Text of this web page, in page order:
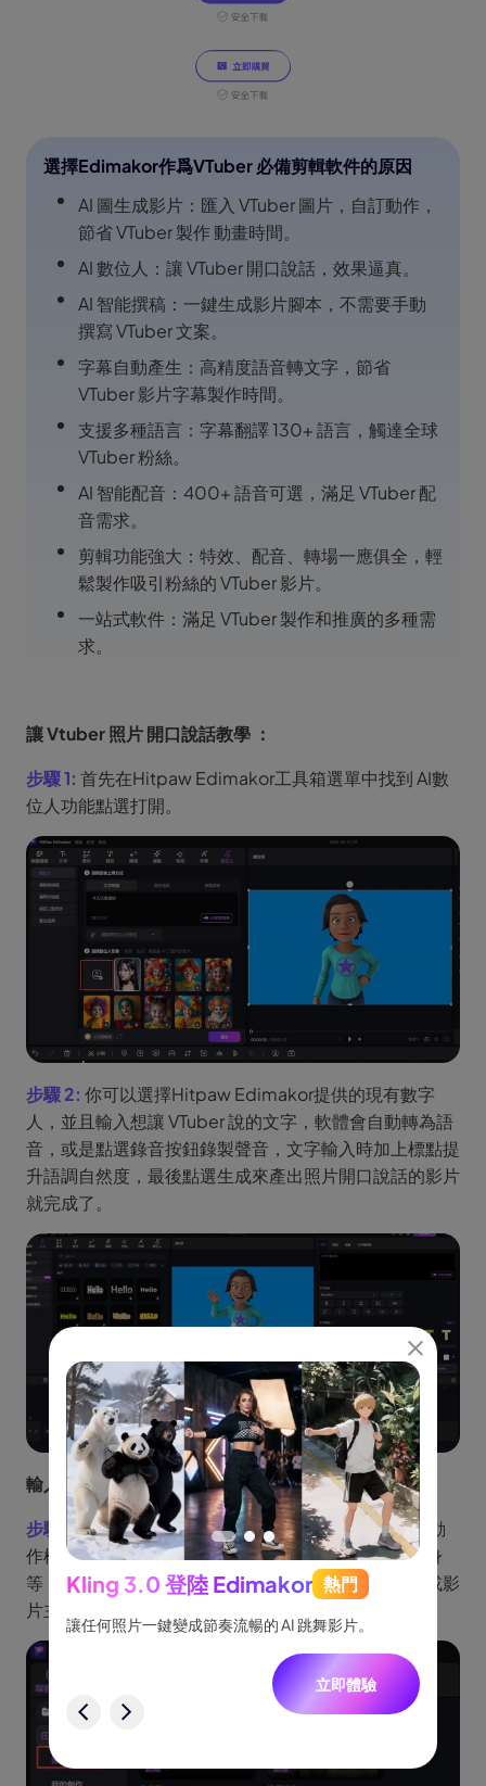
選擇Edimakor作爲VTuber 必備剪輯軟件的原因
AI 圖生成影片：匯入 VTuber 圖片，自訂動作，
節省 VTuber 製作 動畫時間。
AI 數位人：讓 VTuber 開口說話，效果逼真。
AI 智能撰稿：一鍵生成影片腳本，不需要手動
撰寫 VTuber 文案。
字幕自動產生：高精度語音轉文字，節省
VTuber 影片字幕製作時間。
支援多種語言：字幕翻譯 130+ 語言，觸達全球
VTuber 粉絲。
AI 智能配音：400+ 語音可選，滿足 VTuber 配
音需求。
剪輯功能強大：特效、配音、轉場一應俱全，輕
鬆製作吸引粉絲的 VTuber 影片。
一站式軟件：滿足 VTuber 製作和推廣的多種需
求。
讓Vtuber照片開口說話教學 ：
步驟 1: 首先在Hitpaw Edimakor工具箱選單中找到 AI數
位人功能點選打開。
步驟 2: 你可以選擇Hitpaw Edimakor提供的現有數字
人，並且輸入想讓 VTuber 說的文字，軟體會自動轉為語
音，或是點選錄音按鈕錄製聲音，文字輸入時加上標點提
升語調自然度，最後點選生成來產出照片開口說話的影片
就完成了。
輸入圖片能讓 VTuber 動起來
教學：
步驟 1:首先我們要進入「AI 圖片產生影片」功能，在動
作模板資料庫中瀏覽多樣選項，像是揮手、跳舞或轉身
等，點選每個模板預覽效果，挑選最適合你角色個性或影
片主題的動作。
隨，
Kling 3.0 登陸 Edimakor 熱門
讓任何照片一鍵變成節奏流暢的 AI 跳舞影片。
立即體驗
一致